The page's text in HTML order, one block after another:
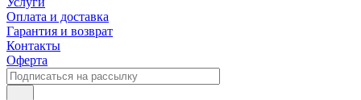
Оплата и доставка
Гарантия и возврат
Контакты
Оферта